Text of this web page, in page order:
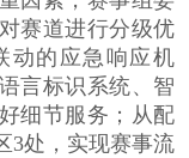
赛道进行分级优
动的应急响应机
言标识系统、智
细节服务；从配
3处，实现赛事流